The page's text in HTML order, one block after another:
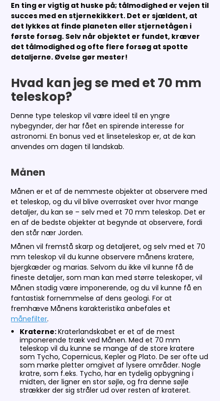
En ting er vigtig at huske på; tålmodighed er vejen til
succes med en stjernekikkert. Det er sjældent, at
det lykkes at finde planeten eller stjernetågen i
første forsøg. Selv når objektet er fundet, kræver
det tålmodighed og ofte flere forsøg at spotte
detaljerne. Øvelse gør mester!
Hvad kan jeg se med et 70 mm
teleskop?
Denne type teleskop vil være ideel til en yngre
nybegynder, der har fået en spirende interesse for
astronomi. En bonus ved et linseteleskop er, at de kan
anvendes om dagen til landskab.
Månen
Månen er et af de nemmeste objekter at observere med
et teleskop, og du vil blive overrasket over hvor mange
detaljer, du kan se – selv med et 70 mm teleskop. Det er
en af de bedste objekter at begynde at observere, fordi
den står nær Jorden.
Månen vil fremstå skarp og detaljeret, og selv med et 70
mm teleskop vil du kunne observere månens kratere,
bjergkæder og marias. Selvom du ikke vil kunne få de
fineste detaljer, som man kan med større teleskoper, vil
Månen stadig være imponerende, og du vil kunne få en
fantastisk fornemmelse af dens geologi. For at
fremhæve Månens karakteristika anbefales et
månefilter.
Kraterne:Kraterlandskabet er et af de mest
imponerende træk ved Månen. Med et 70 mm
teleskop vil du kunne se mange af de store kratere
som Tycho, Copernicus, Kepler og Plato. De ser ofte ud
som mørke pletter omgivet af lysere områder. Nogle
kratre, som f.eks. Tycho, har en tydelig opbygning i
midten, der ligner en stor søjle, og fra denne søjle
strækker der sig stråler ud over resten af krateret.